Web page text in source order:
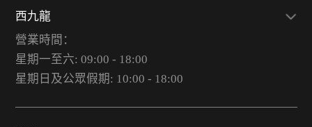
西九龍
營業時間：
星期一至六: 09:00 - 18:00
星期日及公眾假期: 10:00 - 18:00